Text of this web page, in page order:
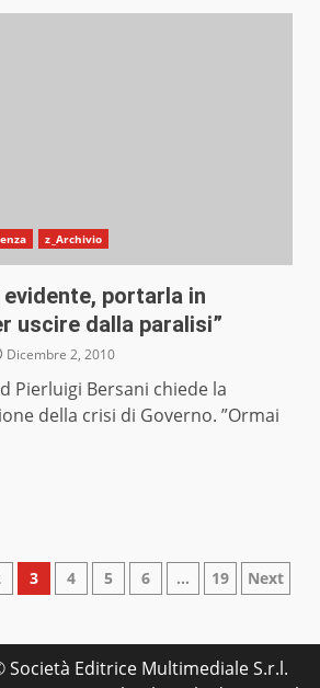
z_Archivio
evidente, portarla in
uscire dalla paralisi”
Dicembre 2, 2010
Pierluigi Bersani chiede la
della crisi di Governo. ”Ormai
3 4 5 6 … 19 Next
Società Editrice Multimediale S.r.l.